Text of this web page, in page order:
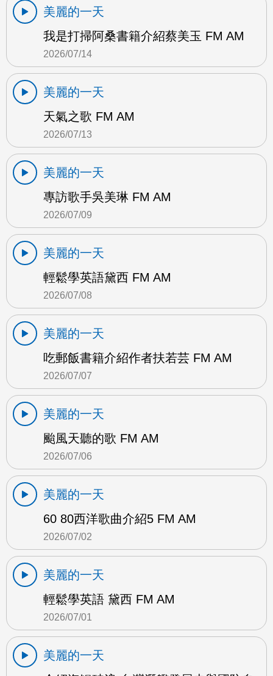
美麗的一天
我是打掃阿桑書籍介紹蔡美玉 FM AM
2026/07/14
美麗的一天
天氣之歌 FM AM
2026/07/13
美麗的一天
專訪歌手吳美琳 FM AM
2026/07/09
美麗的一天
輕鬆學英語黛西 FM AM
2026/07/08
美麗的一天
吃郵飯書籍介紹作者扶若芸 FM AM
2026/07/07
美麗的一天
颱風天聽的歌 FM AM
2026/07/06
美麗的一天
60 80西洋歌曲介紹5 FM AM
2026/07/02
美麗的一天
輕鬆學英語 黛西 FM AM
2026/07/01
美麗的一天